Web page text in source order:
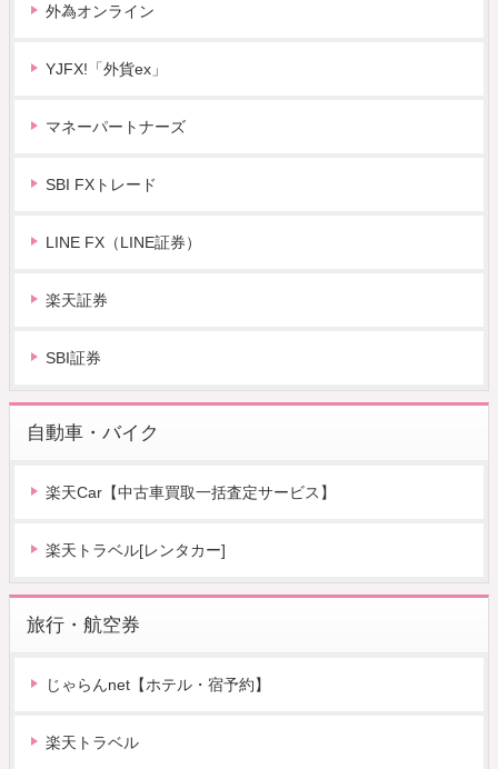
外為オンライン
YJFX!「外貨ex」
マネーパートナーズ
SBI FXトレード
LINE FX（LINE証券）
楽天証券
SBI証券
自動車・バイク
楽天Car【中古車買取一括査定サービス】
楽天トラベル[レンタカー]
旅行・航空券
じゃらんnet【ホテル・宿予約】
楽天トラベル